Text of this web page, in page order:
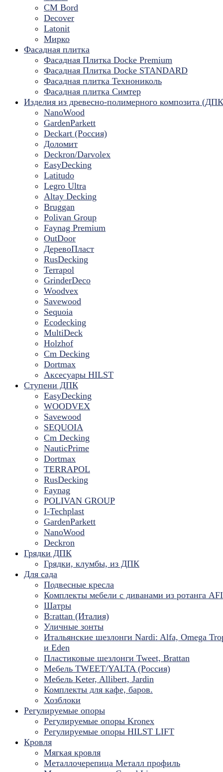
CM Bord
Decover
Latonit
Мирко
Фасадная плитка
Фасадная Плитка Docke Premium
Фасадная Плитка Docke STANDARD
Фасадная плитка Технониколь
Фасадная плитка Симтер
Изделия из древесно-полимерного композита
NanoWood
GardenParkett
Deckart (Россия)
Доломит
Deckron/Darvolex
EasyDecking
Latitudo
Legro Ultra
Altay Decking
Bruggan
Polivan Group
Faynag Premium
OutDoor
ДеревоПласт
RusDecking
Terrapol
GrinderDeco
Woodvex
Savewood
Sequoia
Ecodecking
MultiDeck
Holzhof
Cm Decking
Dortmax
Аксесуары HILST
Ступени ДПК
EasyDecking
WOODVEX
Savewood
SEQUOIA
Cm Decking
NauticPrime
Dortmax
TERRAPOL
RusDecking
Faynag
POLIVAN GROUP
I-Techplast
GardenParkett
NanoWood
Deckron
Грядки ДПК
Грядки, клумбы, из ДПК
Для сада
Подвесные кресла
Комплекты мебели с диванами из ротанга
Шатры
B:rattan (Италия)
Уличные зонты
Итальянские шезлонги Nardi: Alfa, Omega
и Eden
Пластиковые шезлонги Tweet, Brattan
Мебель TWEET/YALTA (Россия)
Мебель Keter, Allibert, Jardin
Комплекты для кафе, баров.
Хозблоки
Регулируемые опоры
Регулируемые опоры Kronex
Регулируемые опоры HILST LIFT
Кровля
Мягкая кровля
Металлочерепица Металл профиль